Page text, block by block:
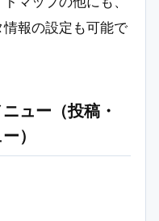
報の設定も可能で
ュー（投稿・
）